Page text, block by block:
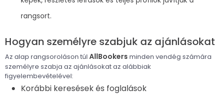
rangsort.
Hogyan személyre szabjuk az ajánlásokat
Az alap rangsoroláson túl AllBookers minden vendég számára
személyre szabja az ajánlásokat az alábbiak
figyelembevételével:
Korábbi keresések és foglalások